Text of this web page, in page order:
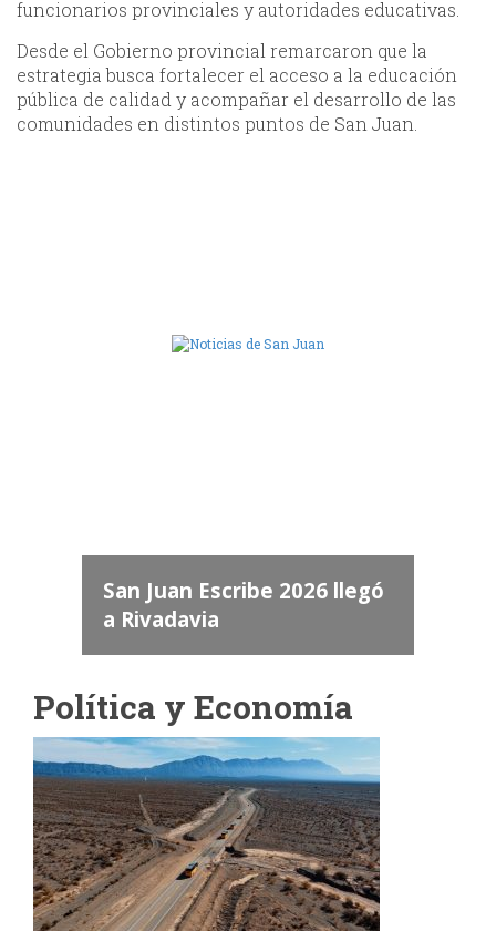
funcionarios provinciales y autoridades educativas.
Desde el Gobierno provincial remarcaron que la
estrategia busca fortalecer el acceso a la educación
pública de calidad y acompañar el desarrollo de las
comunidades en distintos puntos de San Juan.
San Juan Escribe 2026 llegó
a Rivadavia
Política y Economía